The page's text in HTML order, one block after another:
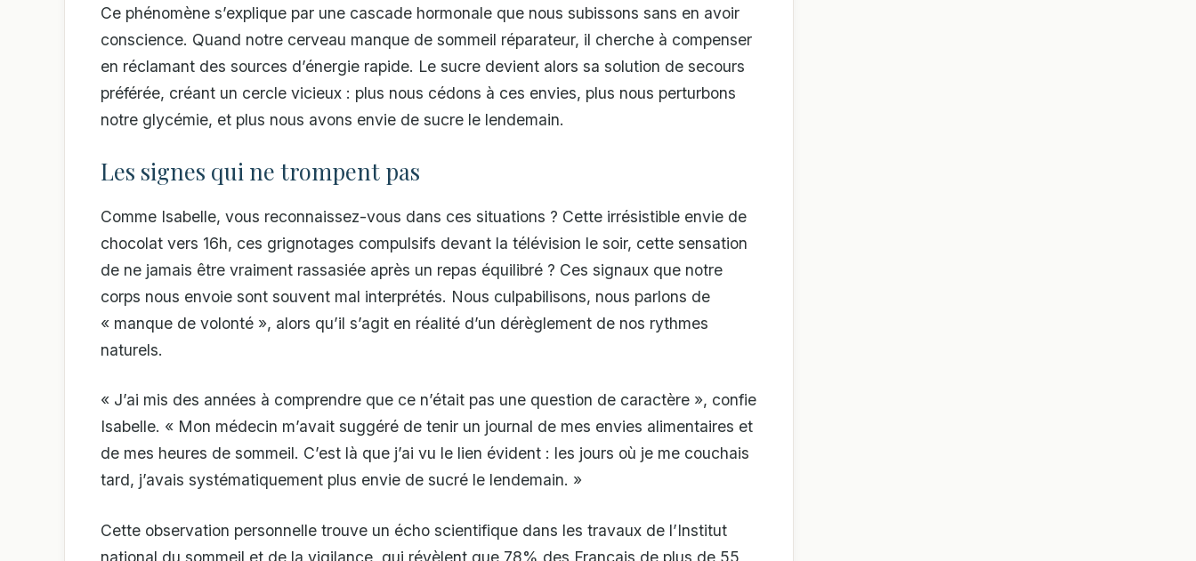
Ce phénomène s’explique par une cascade hormonale que nous subissons sans en avoir
conscience. Quand notre cerveau manque de sommeil réparateur, il cherche à compenser
en réclamant des sources d’énergie rapide. Le sucre devient alors sa solution de secours
préférée, créant un cercle vicieux : plus nous cédons à ces envies, plus nous perturbons
notre glycémie, et plus nous avons envie de sucre le lendemain.
Les signes qui ne trompent pas
Comme Isabelle, vous reconnaissez-vous dans ces situations ? Cette irrésistible envie de
chocolat vers 16h, ces grignotages compulsifs devant la télévision le soir, cette sensation
de ne jamais être vraiment rassasiée après un repas équilibré ? Ces signaux que notre
corps nous envoie sont souvent mal interprétés. Nous culpabilisons, nous parlons de
« manque de volonté », alors qu’il s’agit en réalité d’un dérèglement de nos rythmes
naturels.
« J’ai mis des années à comprendre que ce n’était pas une question de caractère », confie
Isabelle. « Mon médecin m’avait suggéré de tenir un journal de mes envies alimentaires et
de mes heures de sommeil. C’est là que j’ai vu le lien évident : les jours où je me couchais
tard, j’avais systématiquement plus envie de sucré le lendemain. »
Cette observation personnelle trouve un écho scientifique dans les travaux de l’Institut
national du sommeil et de la vigilance, qui révèlent que 78% des Français de plus de 55